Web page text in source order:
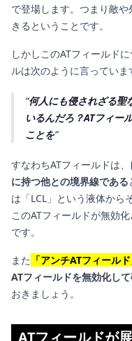
で登場します。つまり敵
きるということです。
しかしこのATフィールド
ルは次のように言っていま
何人にも侵されざる聖
いるんだろ？ATフィー
ことを
すなわちATフィールドは、
に持つ他との境界線である
は「LCL」という液体から
このATフィールドが無効
です。
また 「アンチATフィールド
ATフィールドを無効化し
おきましょう。
ATフィールドが